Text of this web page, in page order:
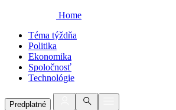
Home
Téma týždňa
Politika
Ekonomika
Spoločnosť
Technológie
Predplatné